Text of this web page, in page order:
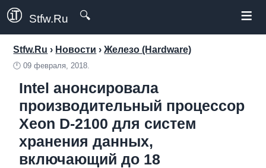
Stfw.Ru 🔍 ≡
Stfw.Ru › Новости ›Железо (Hardware)
🕛09 февраля, 2018.
Intel анонсировала
производительный процессор
Xeon D-2100 для систем
хранения данных,
включающий до 18